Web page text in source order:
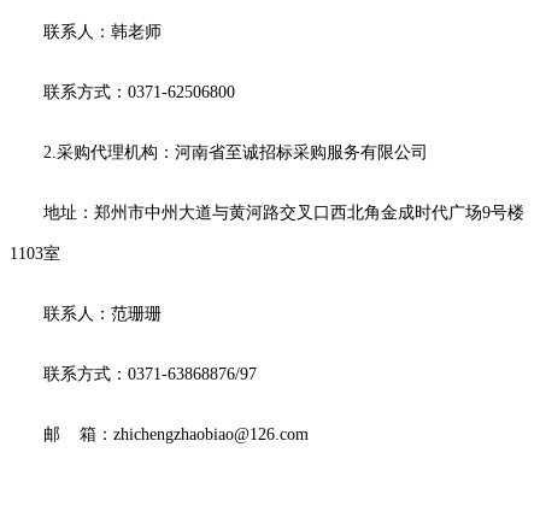
联系人： 韩老师
联系方式： 0371-62506800
2.采购代理机构：河南省至诚招标采购服务有限公司
地址：郑州市中州大道与黄河路交叉口西北角金成时代广场9号楼
1103室
联系人： 范珊珊
联系方式： 0371-63868876/97
邮 箱： zhichengzhaobiao@126.com